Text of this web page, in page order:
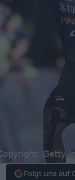
Folgt uns auf